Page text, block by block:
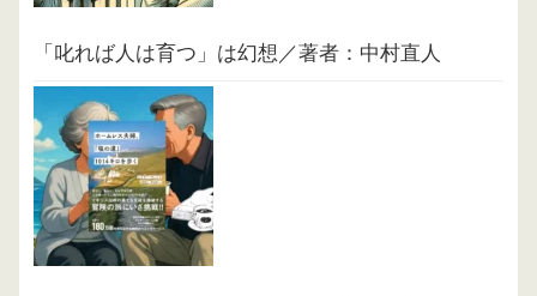
「叱れば人は育つ」は幻想／著者：中村直人